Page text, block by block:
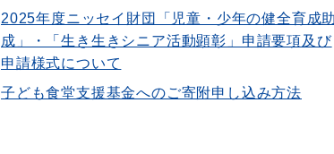
2025年度ニッセイ財団「児童・少年の健全育成助
成」・「生き生きシニア活動顕彰」申請要項及び
申請様式について
子ども食堂支援基金へのご寄附申し込み方法